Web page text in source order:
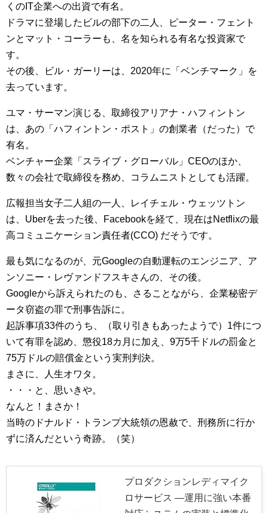
くのIT企業への出資で有名。
ドラマに登場したビルの部下の二人、ピーター・フェント
ンとマット・コーラーも、名を知られる有名な投資家で
す。
その後、ビル・ガーリーは、2020年に「ベンチマーク」を
去っています。
ユマ・サーマン演じる、取締役アリアナ・ハフィントン
は、あの「ハフィントン・ポスト」の創業者（だった）で
有名。
ベンチャー企業「スライブ・グローバル」CEOのほか、
数々の会社で取締役を務め、コラムニストとしても活躍。
広報担当女子二人組の一人、レイチェル・ウェッツトン
は、Uberを去った後、Facebookを経て、現在はNetflixの最
高コミュニケーション責任者(CCO) だそうです。
最も気になるのが、元Googleの自動運転のエンジニア、ア
ンソニー・レヴァンドフスキさんの、その後。
Googleから訴えられたのも、さることながら、企業秘密デ
ータ窃盗の罪で刑事告訴に。
起訴事項33件のうち、（取り引きもあったようで）1件につ
いて有罪を認め、懲役18カ月に加え、9万5千ドルの罰金と
75万ドルの賠償金という実刑判決。
まさに、人生オワタ。
・・・と、思いきや。
なんと！まさか！
当時のドナルド・トランプ大統領の恩赦で、刑務所に行か
ずに済んだという奇跡。（笑）
プロダクションレディマイク
ロサービス ―運用に強い本番